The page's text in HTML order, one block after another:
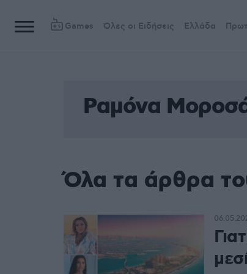
Games Όλες οι Ειδήσεις Ελλάδα
Ραμόνα
Όλα τα άρθρα